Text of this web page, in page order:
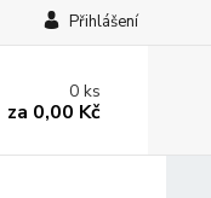
Přihlášení
0ks
za 0,00 Kč